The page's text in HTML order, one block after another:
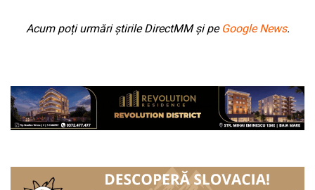
Acum poți urmări știrile DirectMM și pe Google News.